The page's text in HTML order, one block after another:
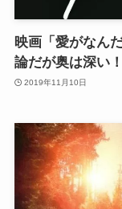
映画「愛がなん
論だが奥は深い！
2019年11月10日